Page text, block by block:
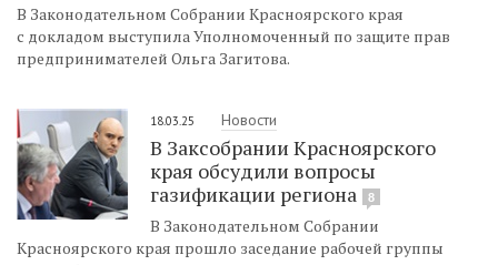
В Законодательном Собрании Красноярского края
с докладом выступила Уполномоченный по защите прав
предпринимателей Ольга Загитова.
18.03.25 Новости
В Заксобрании Красноярского
края обсудили вопросы
газификации региона
8
В Законодательном Собрании
Красноярского края прошло заседание рабочей группы